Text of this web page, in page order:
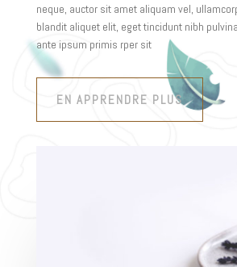
neque, auctor sit amet aliquam vel,
blandit aliquet elit, eget tincidunt nibh
ante ipsum primis rper sit
EN APPRENDRE PLUS